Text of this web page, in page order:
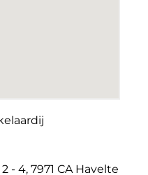
- 4, 7971 CA Havelte